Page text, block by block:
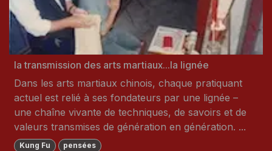
la transmission des arts martiaux...la lignée
Dans les arts martiaux chinois, chaque pratiquant
actuel est relié à ses fondateurs par une lignée –
une chaîne vivante de techniques, de savoirs et de
valeurs transmises de génération en génération. ...
Kung Fu pensées